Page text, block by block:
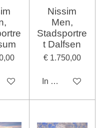
Nissim
Men,
Stadsportre
t Dalfsen
€ 1.750,00
In winkelwagen